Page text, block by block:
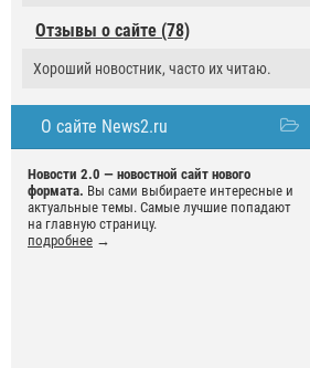
Отзывы о сайте (78)
Хороший новостник, часто их читаю.
О сайте News2.ru
Новости 2.0 — новостной сайт нового
формата. Вы сами выбираете интересные и
актуальные темы. Самые лучшие попадают
на главную страницу.
подробнее →